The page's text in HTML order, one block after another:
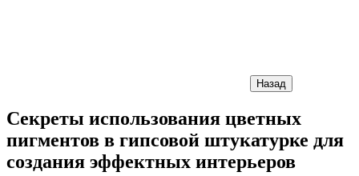
Назад
Секреты использования цветных
пигментов в гипсовой штукатурке для
создания эффектных интерьеров